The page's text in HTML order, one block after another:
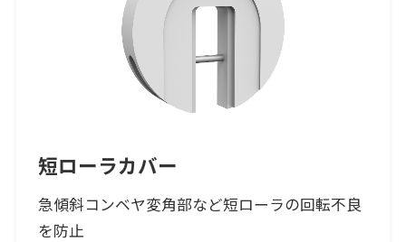
短ローラカバー
急傾斜コンベヤ変角部など短ローラの回転不良
を防止